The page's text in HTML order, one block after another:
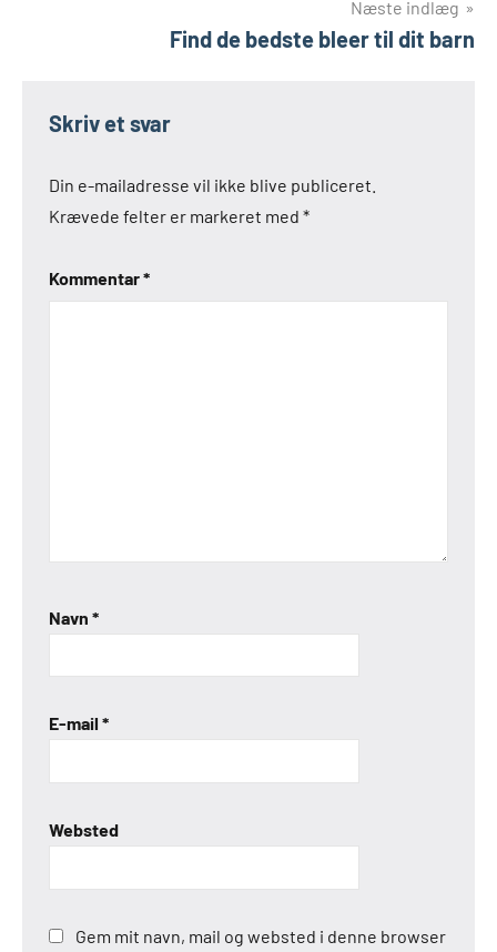
Næste indlæg
Find de bedste bleer til dit barn
Skriv et svar
Din e-mailadresse vil ikke blive publiceret.
Krævede felter er markeret med *
Kommentar*
Navn *
E-mail *
Websted
Gem mit navn, mail og websted i denne browser